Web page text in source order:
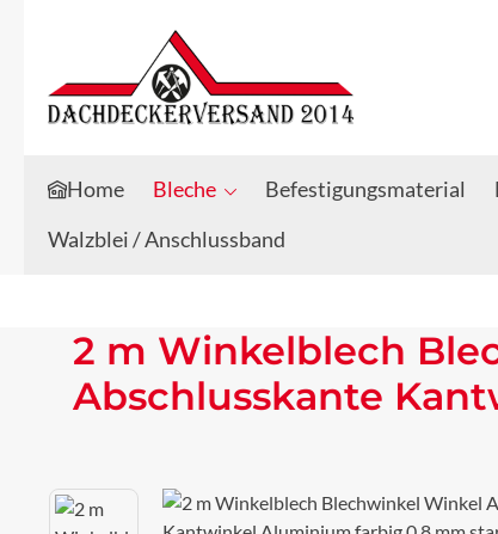
Zum Hauptinhalt springen
Zur Suche springen
Home Bleche Befestigungsmaterial
Walzblei / Anschlussband
2 m Winkelblech
Abschlusskante
Bildergalerie überspringen